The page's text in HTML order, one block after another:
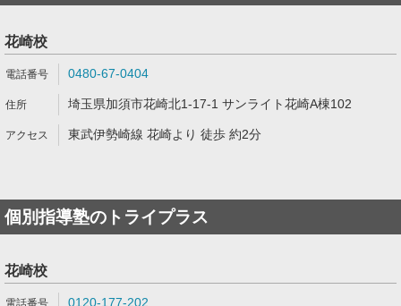
花崎校
0480-67-0404
埼玉県加須市花崎北1-17-1 サンライト花崎A棟102
東武伊勢崎線 花崎より 徒歩 約2分
個別指導塾のトライプラス
花崎校
0120-177-202